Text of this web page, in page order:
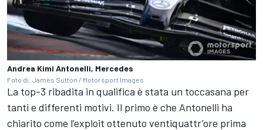
Andrea Kimi Antonelli, Mercedes
Foto di: James Sutton / Motorsport Images
La top-3 ribadita in qualifica è stata un toccasana per
tanti e differenti motivi. Il primo è che Antonelli ha
chiarito come l’exploit ottenuto ventiquattr’ore prima